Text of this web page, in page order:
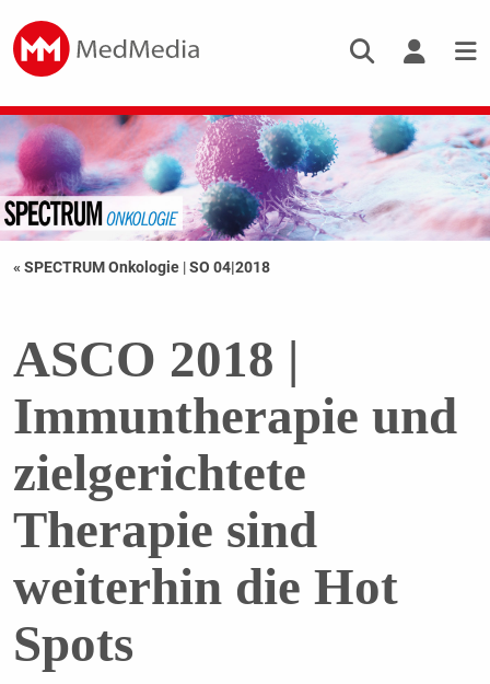
« SPECTRUM Onkologie |SO 04|2018
ASCO 2018 |
Immuntherapie und
zielgerichtete
Therapie sind
weiterhin die Hot
Spots